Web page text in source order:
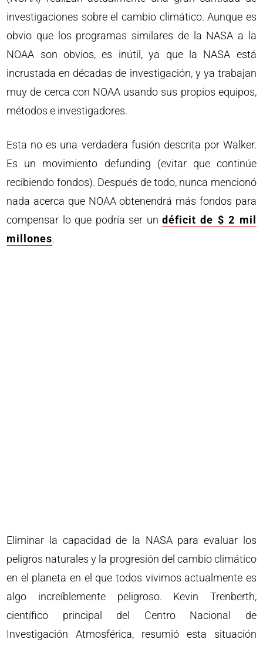
investigaciones sobre el cambio climático. Aunque es
obvio que los programas similares de la NASA a la
NOAA son obvios, es inútil, ya que la NASA está
incrustada en décadas de investigación, y ya trabajan
muy de cerca con NOAA usando sus propios equipos,
métodos e investigadores.
Esta no es una verdadera fusión descrita por Walker.
Es un movimiento defunding (evitar que continúe
recibiendo fondos). Después de todo, nunca mencionó
nada acerca que NOAA obtenendrá más fondos para
compensar lo que podría ser un déficit de $ 2 mil
millones.
Eliminar la capacidad de la NASA para evaluar los
peligros naturales y la progresión del cambio climático
en el planeta en el que todos vivimos actualmente es
algo increíblemente peligroso. Kevin Trenberth,
científico principal del Centro Nacional de
Investigación Atmosférica, resumió esta situación